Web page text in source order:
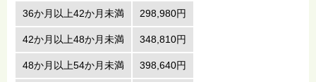
36か月以上42か月未満 298,980円
42か月以上48か月未満 348,810円
48か月以上54か月未満 398,640円